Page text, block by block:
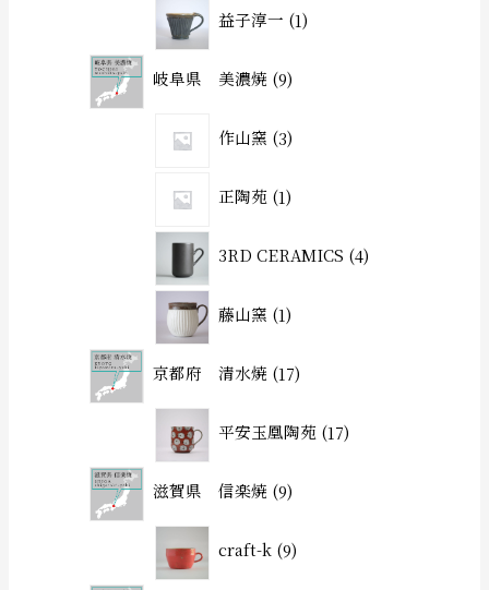
益子淳一 1
岐阜県 美濃焼 9
作山窯 3
正陶苑 1
3RD CERAMICS 4
藤山窯 1
京都府 清水焼 17
平安玉凰陶苑 17
滋賀県 信楽焼 9
craft-k 9